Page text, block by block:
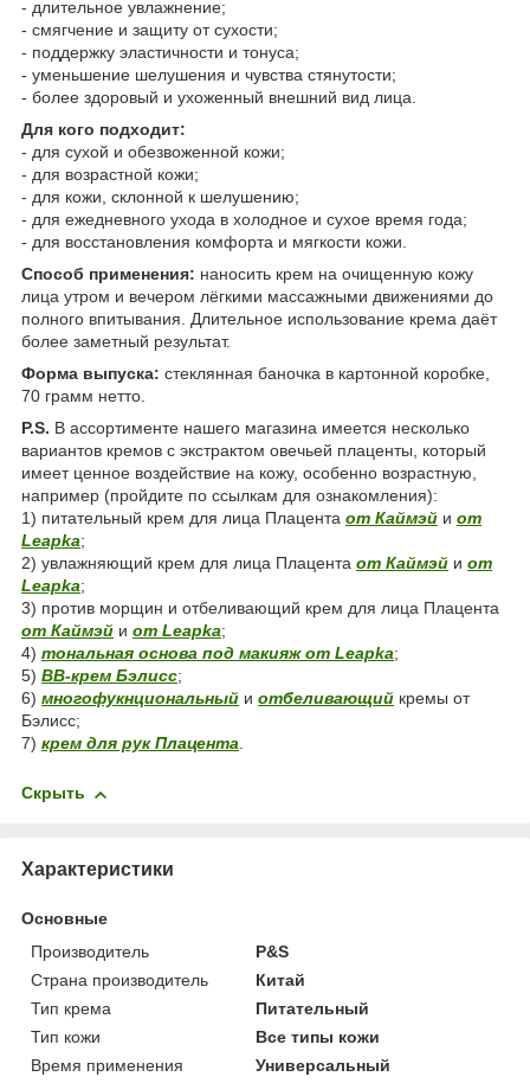
- длительное увлажнение;
- смягчение и защиту от сухости;
- поддержку эластичности и тонуса;
- уменьшение шелушения и чувства стянутости;
- более здоровый и ухоженный внешний вид лица.
Для кого подходит:
- для сухой и обезвоженной кожи;
- для возрастной кожи;
- для кожи, склонной к шелушению;
- для ежедневного ухода в холодное и сухое время года;
- для восстановления комфорта и мягкости кожи.
Способ применения: наносить крем на очищенную кожу
лица утром и вечером лёгкими массажными движениями до
полного впитывания. Длительное использование крема даёт
более заметный результат.
Форма выпуска: стеклянная баночка в картонной коробке,
70 грамм нетто.
P.S. В ассортименте нашего магазина имеется несколько
вариантов кремов с экстрактом овечьей плаценты, который
имеет ценное воздействие на кожу, особенно возрастную,
например (пройдите по ссылкам для ознакомления):
1) питательный крем для лица Плацента от Каймэй и от
Leapka;
2) увлажняющий крем для лица Плацента от Каймэй и от
Leapka;
3) против морщин и отбеливающий крем для лица Плацента
от Каймэй и от Leapka;
4) тональная основа под макияж от Leapka;
5) ВВ-крем Бэлисс;
6) многофукнциональный и отбеливающий кремы от
Бэлисс;
7) крем для рук Плацента.
Скрыть
Характеристики
Основные
Производитель
P&S
Страна производитель
Китай
Тип крема
Питательный
Тип кожи
Все типы кожи
Время применения
Универсальный